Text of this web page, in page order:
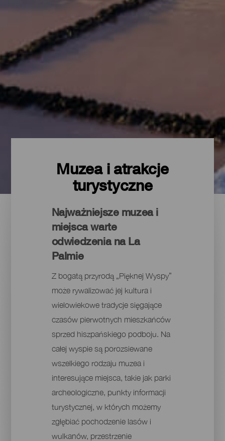
Muzea i atrakcje
turystyczne
Najważniejsze muzea i
miejsca warte
odwiedzenia na La
Palmie
Z bogatą przyrodą „Pięknej Wyspy”
może rywalizować jej kultura i
wielowiekowe tradycje sięgające
czasów pierwotnych mieszkańców
sprzed hiszpańskiego podboju. Na
całej wyspie są porozsiewane
wszelkiego rodzaju muzea i
interesujące miejsca, takie jak parki
archeologiczne, punkty informacji
turystycznej, w których możemy
zgłębiać pochodzenie lasów i
wulkanów, przestrzenie